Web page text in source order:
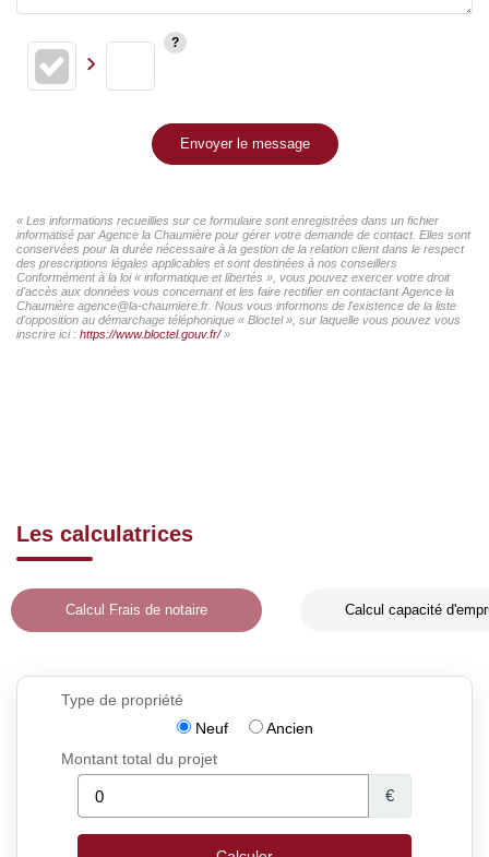
Envoyer le message
« Les informations recueillies sur ce formulaire sont enregistrées dans un fichier
informatisé par Agence la Chaumière pour gérer votre demande de contact. Elles sont
conservées pour la durée nécessaire à la gestion de la relation client dans le respect
des prescriptions légales applicables et sont destinées à nos conseillers
Conformément à la loi « informatique et libertés », vous pouvez exercer votre droit
d'accès aux données vous concernant et les faire rectifier en contactant Agence la
Chaumière agence@la-chaumiere.fr. Nous vous informons de l'existence de la liste
d'opposition au démarchage téléphonique « Bloctel », sur laquelle vous pouvez vous
inscrire ici : https://www.bloctel.gouv.fr/»
Les calculatrices
Calcul Frais de notaire Calcul capacité